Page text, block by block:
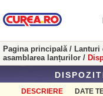
Pagina principală/ Lanturi
asamblarea lanțurilor /
DESCRIERE DATE